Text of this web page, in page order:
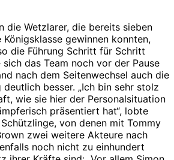
die Wetzlarer, die bereits sieben
gewinnen konnten,
die Führung Schritt für Schritt
das Team noch vor der Pause
nach dem Seitenwechsel auch die
besser. „Ich bin sehr stolz
wie sie hier der Personalsituation
präsentiert hat“, lobte
von denen mit Tommy
zwei weitere Akteure nach
noch nicht zu einhundert